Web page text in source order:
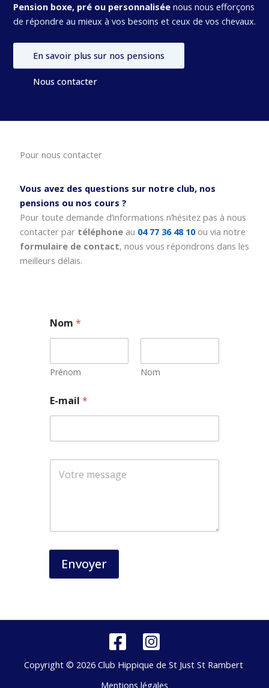
Pension boxe, pré ou personnaliséenous nous efforçons
de répondre au mieux à vos besoins et ceux de vos chevaux.
En savoir plus sur nos pensions
Nous contacter
Pour nous contacter
Vous avez des questions sur notre club, nos
pensions ou nos cours ?
Pour toute demande d’informations n’hésitez pas à nous
contacter par téléphoneau 04 77 36 48 10 ou via notre
formulaire de contact, nous vous répondrons dans les
meilleurs délais.
Nom*
Prénom Nom
o
m
E-mail*
Envoyer
Copyright © 2026 Club Hippique de St Just St Rambert
Mentions légales